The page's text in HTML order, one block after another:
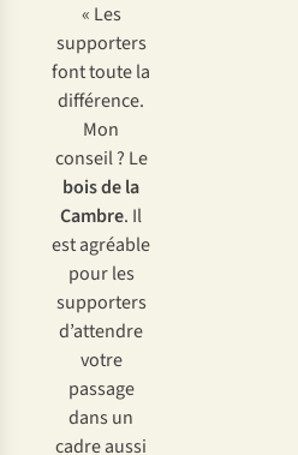
« Les
supporters
font toute la
différence.
Mon
conseil ? Le
bois de la
Cambre. Il
est agréable
pour les
supporters
d’attendre
votre
passage
dans un
cadre aussi